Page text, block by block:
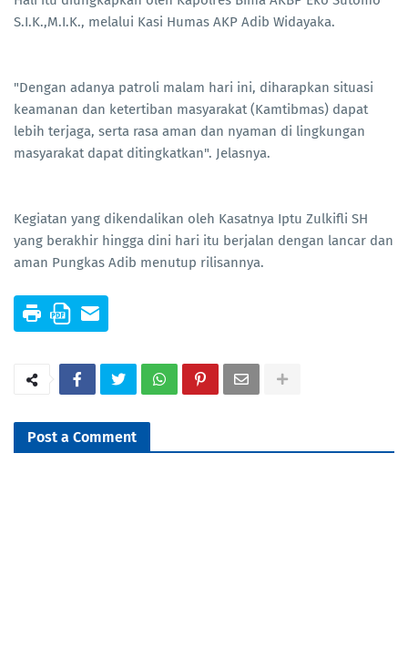
S.I.K.,M.I.K., melalui Kasi Humas AKP Adib Widayaka.
"Dengan adanya patroli malam hari ini, diharapkan situasi
keamanan dan ketertiban masyarakat (Kamtibmas) dapat
lebih terjaga, serta rasa aman dan nyaman di lingkungan
masyarakat dapat ditingkatkan". Jelasnya.
Kegiatan yang dikendalikan oleh Kasatnya Iptu Zulkifli SH
yang berakhir hingga dini hari itu berjalan dengan lancar dan
aman Pungkas Adib menutup rilisannya.
Post a Comment